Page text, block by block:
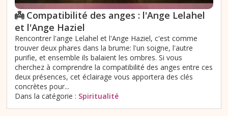
👼 Compatibilité des anges : l'Ange Lelahel
et l'Ange Haziel
Rencontrer l'ange Lelahel et l'Ange Haziel, c'est comme
trouver deux phares dans la brume: l'un soigne, l'autre
purifie, et ensemble ils balaient les ombres. Si vous
cherchez à comprendre la compatibilité des anges entre ces
deux présences, cet éclairage vous apportera des clés
concrètes pour...
Dans la catégorie : Spiritualité